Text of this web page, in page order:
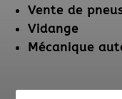
Vente de
Vidange
Mécanique